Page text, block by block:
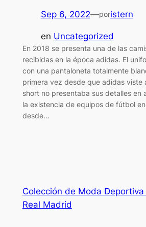
Sep 6, 2022—poristern
en Uncategorized
En 2018 se presenta una de las
recibidas en la época adidas. El
con una pantaloneta totalmente
primera vez desde que adidas viste
short no presentaba sus detalles en
la existencia de equipos de fútbol
desde…
Colección de Moda Deportiva
Real Madrid